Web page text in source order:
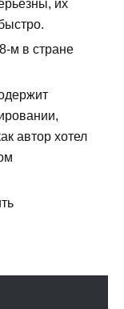
их
м в стране
автор хотел